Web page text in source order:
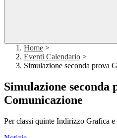
Home >
Eventi Calendario >
Simulazione seconda prova
Simulazione seconda
Comunicazione
Per classi quinte Indirizzo Grafica